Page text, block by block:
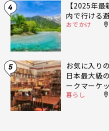
4
【2025年
内で行ける
おでかけ
5
お気に入り
日本最大級
ークマーケ
暮らし